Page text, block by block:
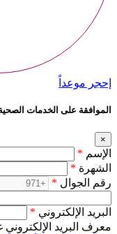
إحجر موعداً
الموافقة على الخدمات
×
الإسم *
الشهرة *
رقم الجوال *
البريد الإلكتروني *
معرف البريد الإلكتروني